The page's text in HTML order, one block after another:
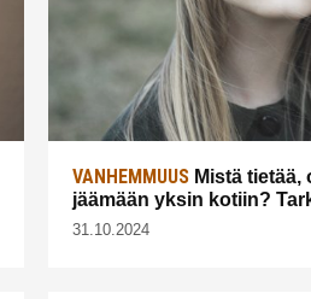
VANHEMMUUS Mistä
jäämään yksin kotiin?
31.10.2024